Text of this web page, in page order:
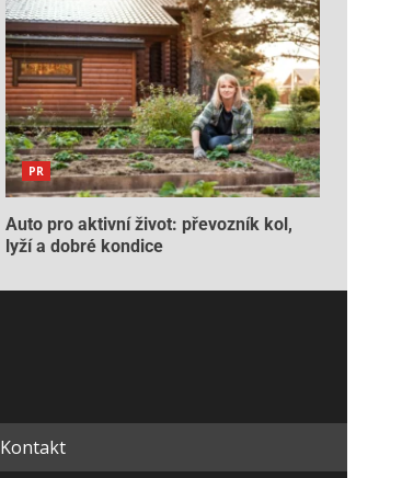
PR
Auto pro aktivní život: převozník kol,
lyží a dobré kondice
Kontakt